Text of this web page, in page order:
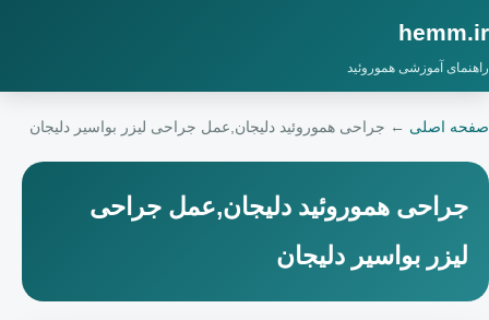
hemm.ir
راهنمای آموزشی هموروئید
صفحه اصلی ← جراحی هموروئید دلیجان,عمل جراحی لیزر بواسیر دلیجان
جراحی هموروئید دلیجان,عمل جراحی
لیزر بواسیر دلیجان